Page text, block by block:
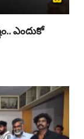
ఎందుకో